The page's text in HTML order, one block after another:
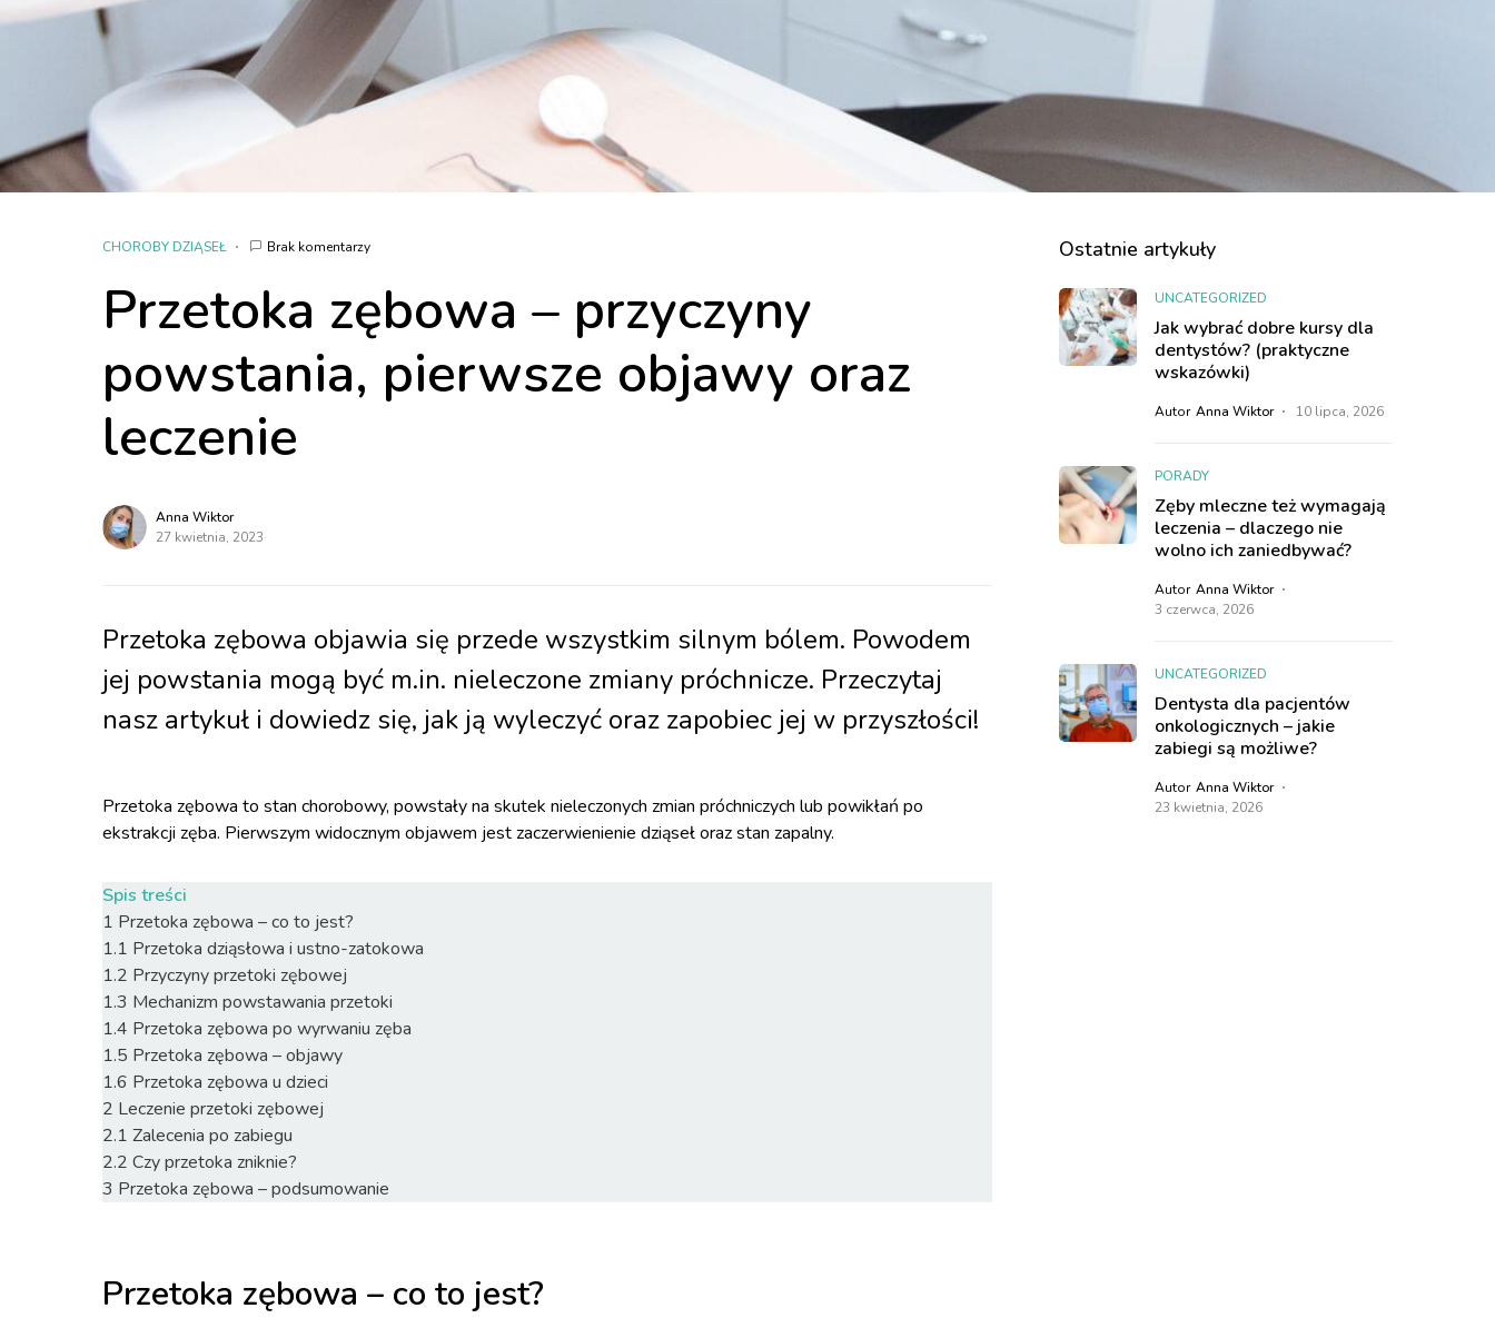
CHOROBY DZIĄSEŁ Brak komentarzy
Przetoka zębowa – przyczyny
powstania, pierwsze objawy oraz
leczenie
Anna Wiktor
27 kwietnia, 2023
Przetoka zębowa objawia się przede wszystkim silnym bólem. Powodem
jej powstania mogą być m.in. nieleczone zmiany próchnicze. Przeczytaj
nasz artykuł i dowiedz się, jak ją wyleczyć oraz zapobiec jej w przyszłości!
Przetoka zębowa to stan chorobowy, powstały na skutek nieleczonych zmian próchniczych lub powikłań po
ekstrakcji zęba. Pierwszym widocznym objawem jest zaczerwienienie dziąseł oraz stan zapalny.
Spis treści
1 Przetoka zębowa – co to jest?
1.1 Przetoka dziąsłowa i ustno-zatokowa
1.2 Przyczyny przetoki zębowej
1.3 Mechanizm powstawania przetoki
1.4 Przetoka zębowa po wyrwaniu zęba
1.5 Przetoka zębowa – objawy
1.6 Przetoka zębowa u dzieci
2 Leczenie przetoki zębowej
2.1 Zalecenia po zabiegu
2.2 Czy przetoka zniknie?
3 Przetoka zębowa – podsumowanie
Przetoka zębowa – co to jest?
Ostatnie artykuły
UNCATEGORIZED
Jak wybrać dobre kursy dla
dentystów? (praktyczne
wskazówki)
Autor Anna Wiktor 10 lipca, 2026
PORADY
Zęby mleczne też wymagają
leczenia – dlaczego nie
wolno ich zaniedbywać?
Autor Anna Wiktor
3 czerwca, 2026
UNCATEGORIZED
Dentysta dla pacjentów
onkologicznych – jakie
zabiegi są możliwe?
Autor Anna Wiktor
23 kwietnia, 2026